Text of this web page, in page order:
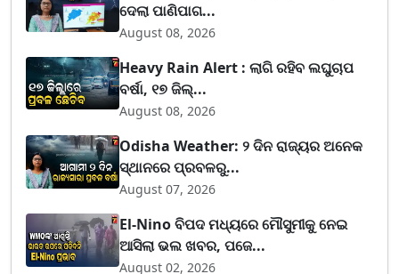
ଦେଲା ପାଣିପାଗ...
August 08, 2026
Heavy Rain Alert : ଲାଗି ରହିବ ଲଘୁଚାପ
ବର୍ଷା, ୧୭ ଜିଲ୍...
August 08, 2026
Odisha Weather: ୨ ଦିନ ରାଜ୍ୟର ଅନେକ
ସ୍ଥାନରେ ପ୍ରବଳରୁ...
August 07, 2026
El-Nino ବିପଦ ମଧ୍ୟରେ ମୌସୁମୀକୁ ନେଇ
ଆସିଲା ଭଲ ଖବର, ପଜେ...
August 02, 2026